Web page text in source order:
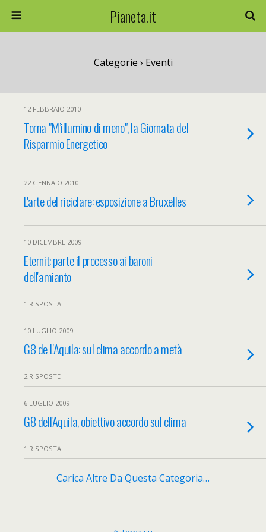
Pianeta.it
Categorie › Eventi
12 FEBBRAIO 2010
Torna "M’illumino di meno", la Giornata del
Risparmio Energetico
22 GENNAIO 2010
L'arte del riciclare: esposizione a Bruxelles
10 DICEMBRE 2009
Eternit: parte il processo ai baroni
dell'amianto
1 RISPOSTA
10 LUGLIO 2009
G8 de L'Aquila: sul clima accordo a metà
2 RISPOSTE
6 LUGLIO 2009
G8 dell'Aquila, obiettivo accordo sul clima
1 RISPOSTA
Carica Altre Da Questa Categoria…